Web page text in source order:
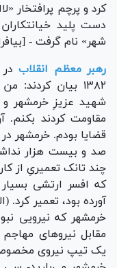
کرد و پرچم پرافتخار
دست پلید
شهر» نام گرفت -
رهبر معظم انقلاب
۱۳۸۲ بیان
شهید عزیزِ خرمشهر
مقاومت کردند بکنم.
قضایا بودم. خرمشهر
صد و بیست هزار
چند تانک تعمیریِ از
که افسر ارتشی
آورده بود، تعمیر
خرمشهر که نیرویی
مقابل نیرو‌های
یک تیپ نیروی